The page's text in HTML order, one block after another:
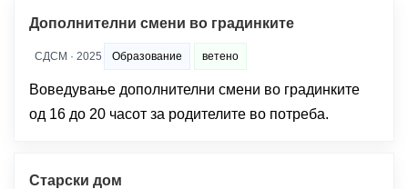
Дополнителни смени во градинките
СДСМ · 2025 Образование ветено
Воведување дополнителни смени во градинките
од 16 до 20 часот за родителите во потреба.
Старски дом